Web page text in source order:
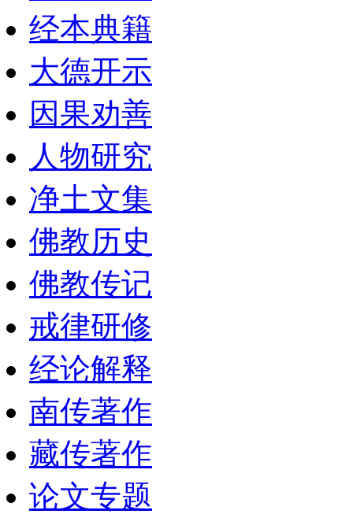
经本典籍
大德开示
因果劝善
人物研究
净土文集
佛教历史
佛教传记
戒律研修
经论解释
南传著作
藏传著作
论文专题